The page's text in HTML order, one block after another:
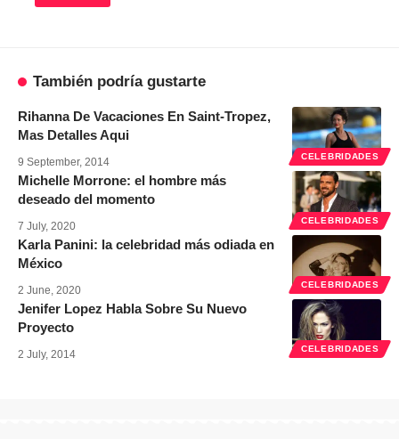
También podría gustarte
CELEBRIDADES
Rihanna De Vacaciones En Saint-Tropez,
Mas Detalles Aqui
9 September, 2014
CELEBRIDADES
Michelle Morrone: el hombre más
deseado del momento
7 July, 2020
CELEBRIDADES
Karla Panini: la celebridad más odiada en
México
2 June, 2020
CELEBRIDADES
Jenifer Lopez Habla Sobre Su Nuevo
Proyecto
2 July, 2014